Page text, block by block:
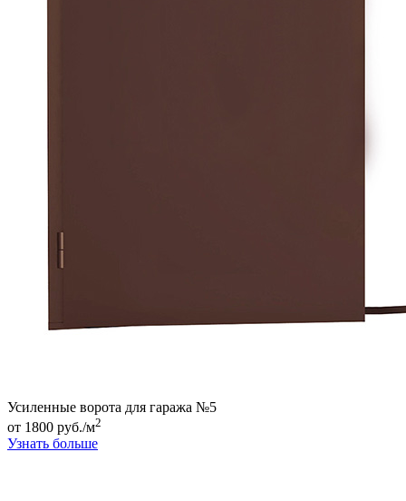
Усиленные ворота для гаража №5
от 1800 руб./м2
Узнать больше